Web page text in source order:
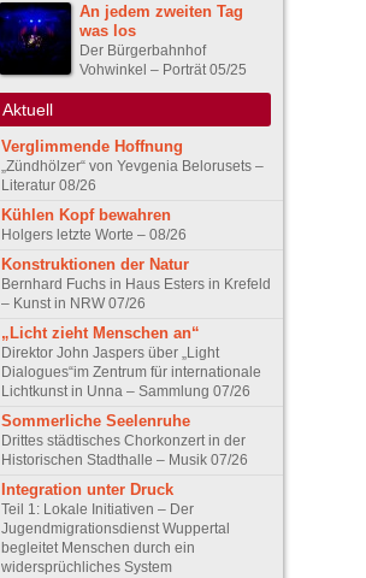
An jedem zweiten Tag
was los
Der Bürgerbahnhof
Vohwinkel – Porträt 05/25
Aktuell
Verglimmende Hoffnung
„Zündhölzer“ von Yevgenia Belorusets –
Literatur 08/26
Kühlen Kopf bewahren
Holgers letzte Worte – 08/26
Konstruktionen der Natur
Bernhard Fuchs in Haus Esters in Krefeld
– Kunst in NRW 07/26
„Licht zieht Menschen an“
Direktor John Jaspers über „Light
Dialogues“im Zentrum für internationale
Lichtkunst in Unna – Sammlung 07/26
Sommerliche Seelenruhe
Drittes städtisches Chorkonzert in der
Historischen Stadthalle – Musik 07/26
Integration unter Druck
Teil 1: Lokale Initiativen – Der
Jugendmigrationsdienst Wuppertal
begleitet Menschen durch ein
widersprüchliches System